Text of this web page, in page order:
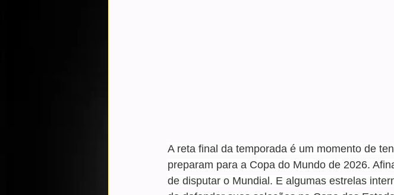
A reta final da temporada é um momento de
preparam para a Copa do Mundo de 2026.
de disputar o Mundial. E algumas estrelas